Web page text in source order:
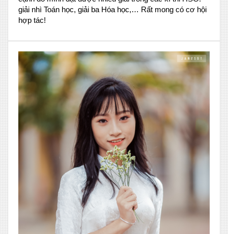
giải nhì Toán học, giải ba Hóa học,… Rất mong có cơ hội
hợp tác!